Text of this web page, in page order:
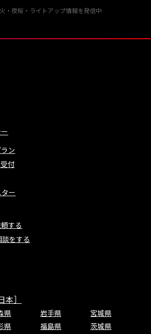
・夜桜・ライトアップ情報を発信中
ン
付
ー
する
をする
本］
県 岩手県
宮城県
県 福島県
茨城県